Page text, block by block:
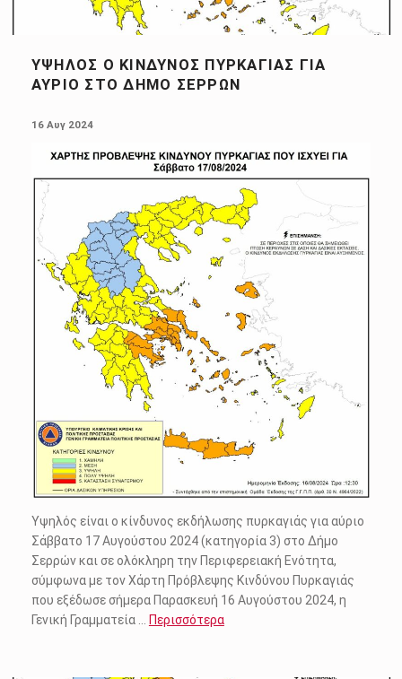
ΥΨΗΛΌΣ Ο ΚΊΝΔΥΝΟΣ ΠΥΡΚΑΓΙΆΣ ΓΙΑ
ΑΎΡΙΟ ΣΤΟ ΔΉΜΟ ΣΕΡΡΏΝ
16 Αυγ 2024
Υψηλός είναι ο κίνδυνος εκδήλωσης πυρκαγιάς για αύριο
Σάββατο 17 Αυγούστου 2024 (κατηγορία 3) στο Δήμο
Σερρών και σε ολόκληρη την Περιφερειακή Ενότητα,
σύμφωνα με τον Χάρτη Πρόβλεψης Κινδύνου Πυρκαγιάς
που εξέδωσε σήμερα Παρασκευή 16 Αυγούστου 2024, η
Γενική Γραμματεία …
Περισσότερα